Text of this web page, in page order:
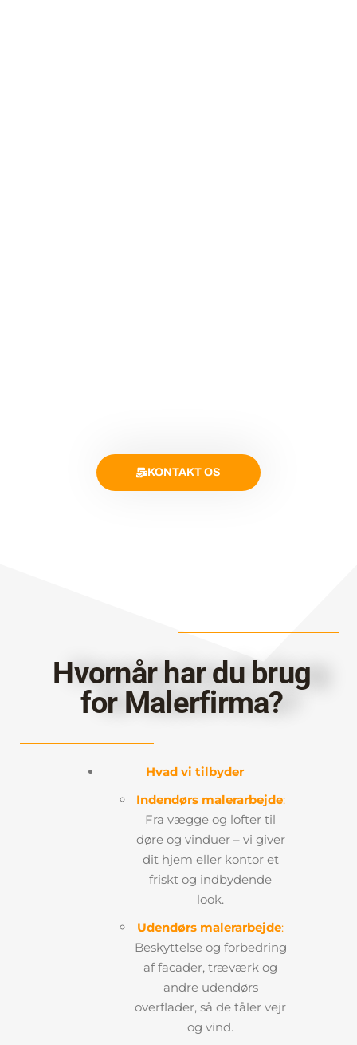
KONTAKT OS
Hvornår har du brug
for Malerfirma?
Hvad vi tilbyder
Indendørs malerarbejde:
Fra vægge og lofter til
døre og vinduer – vi giver
dit hjem eller kontor et
friskt og indbydende
look.
Udendørs malerarbejde:
Beskyttelse og forbedring
af facader, træværk og
andre udendørs
overflader, så de tåler vejr
og vind.